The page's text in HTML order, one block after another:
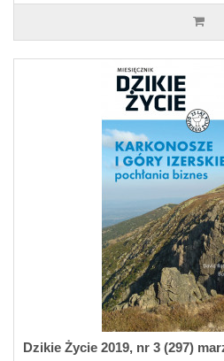
Dzikie Życie 2019, nr 3 (297)